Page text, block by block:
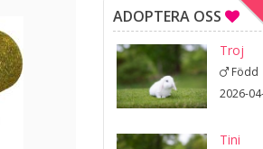
ADOPTERA OSS
Troj
Född
2026-
Tini